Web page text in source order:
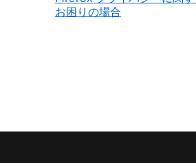
お困りの場合